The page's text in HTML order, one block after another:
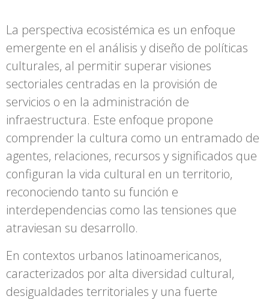
La perspectiva ecosistémica es un enfoque
emergente en el análisis y diseño de políticas
culturales, al permitir superar visiones
sectoriales centradas en la provisión de
servicios o en la administración de
infraestructura. Este enfoque propone
comprender la cultura como un entramado de
agentes, relaciones, recursos y significados que
configuran la vida cultural en un territorio,
reconociendo tanto su función e
interdependencias como las tensiones que
atraviesan su desarrollo.
En contextos urbanos latinoamericanos,
caracterizados por alta diversidad cultural,
desigualdades territoriales y una fuerte